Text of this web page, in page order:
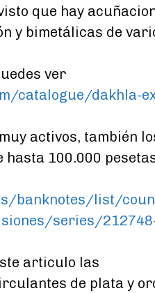
que hay
y bimetálicas de
ver
catalogue/dakhla-
activos, también
100.000
banknotes/list/
series/
articulo las
de plata y